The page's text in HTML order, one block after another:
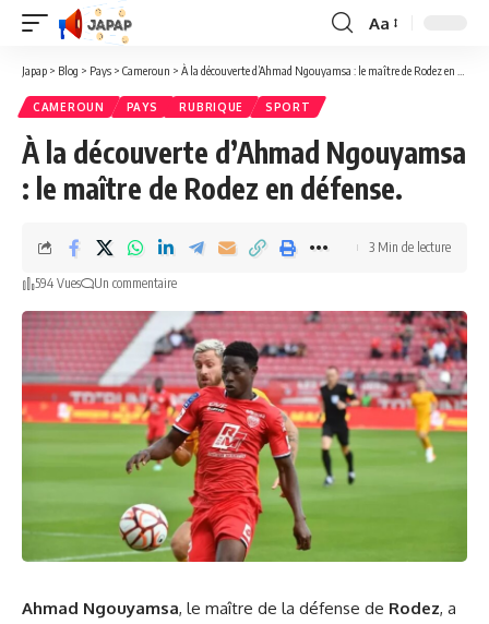
Redimensionner
Aa
Japap > Blog > Pays > Cameroun > À la découverte d’Ahmad Ngouyamsa : le maître de Rodez en défense.
CAMEROUN PAYS RUBRIQUE SPORT
À la découverte d’Ahmad Ngouyamsa
: le maître de Rodez en défense.
594 Vues Un commentaire
3 Min de lecture
Ahmad Ngouyamsa, le maître de la défense de Rodez, a‍